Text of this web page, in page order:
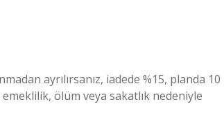
ayrılırsanız, iadede %15, planda 10
emeklilik, ölüm veya sakatlık nedeniyle